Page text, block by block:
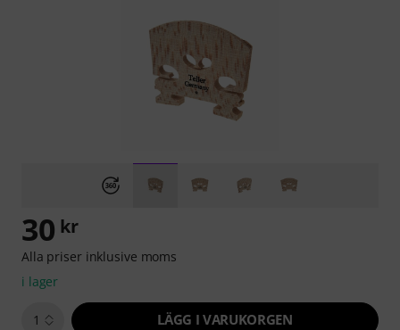
30 kr
Alla priser inklusive moms
i lager
1 LÄGG I VARUKORGEN